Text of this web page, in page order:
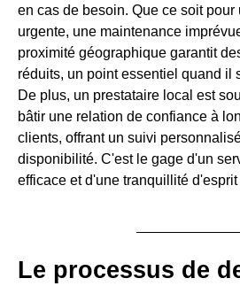
en cas de besoin. Que ce soit pour
urgente, une maintenance
proximité géographique garantit
réduits, un point essentiel quand il
De plus, un prestataire local est
bâtir une relation de confiance à
clients, offrant un suivi
disponibilité. C'est le gage d'un
efficace et d'une tranquillité
Le processus de